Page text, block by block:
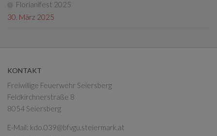
Florianifest 2025
30. März 2025
KONTAKT
Freiwillige Feuerwehr Seiersberg
Feldkirchnerstraße 8
8054 Seiersberg
E-Mail: kdo.039@bfvgu.steiermark.at